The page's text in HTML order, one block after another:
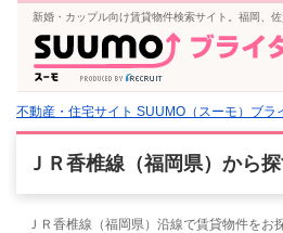
新婚・カップル向け賃貸物件検索サイト。福岡、
不動産・住宅サイト SUUMO（スーモ）ブラ
ＪＲ香椎線（福岡県）から
ＪＲ香椎線（福岡県）沿線で賃貸物件を